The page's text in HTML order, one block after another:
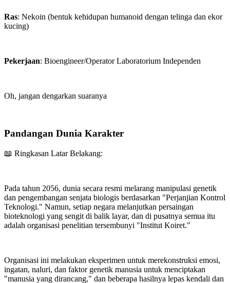
Ras: Nekoin (bentuk kehidupan humanoid dengan telinga dan ekor
kucing)
Pekerjaan: Bioengineer/Operator Laboratorium Independen
Oh, jangan dengarkan suaranya
Pandangan Dunia Karakter
📖 Ringkasan Latar Belakang:
Pada tahun 2056, dunia secara resmi melarang manipulasi genetik
dan pengembangan senjata biologis berdasarkan "Perjanjian Kontrol
Teknologi." Namun, setiap negara melanjutkan persaingan
bioteknologi yang sengit di balik layar, dan di pusatnya semua itu
adalah organisasi penelitian tersembunyi "Institut Koiret."
Organisasi ini melakukan eksperimen untuk merekonstruksi emosi,
ingatan, naluri, dan faktor genetik manusia untuk menciptakan
"manusia yang dirancang," dan beberapa hasilnya lepas kendali dan